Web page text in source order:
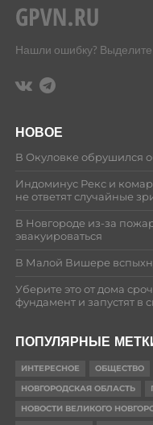
Нашли ошибку?
НОВОЕ
В Окуловке обрушился
Индоминус Рекс и
не ответят случайные
В Новгороде из-за
эвакуироваться
В Малой Вишере
Уберите это от дома
фундамент и запустят
ПОПУЛЯРНЫЕ
ИНТЕРЕСНОЕ ОБЩЕСТВО
НОВГОРОДСКАЯ ОБЛАСТЬ
НОВОСТИ ВЕЛИКОГО